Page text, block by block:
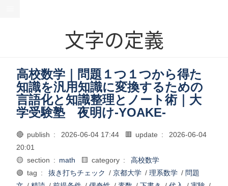
文字の定義
高校数学｜問題１つ１つから得た
知識を汎用知識に変換するための
言語化と知識整理とノート術｜大
学受験塾 夜明け-YOAKE-
🔴 publish : 2026-06-04 17:44 🟥 update :
2026-06-04
20:01
🟡 section : math 🟨 category :
高校数学
🟢 tag :
抜き打ちチェック / 京都大学 / 理系数学 / 問題